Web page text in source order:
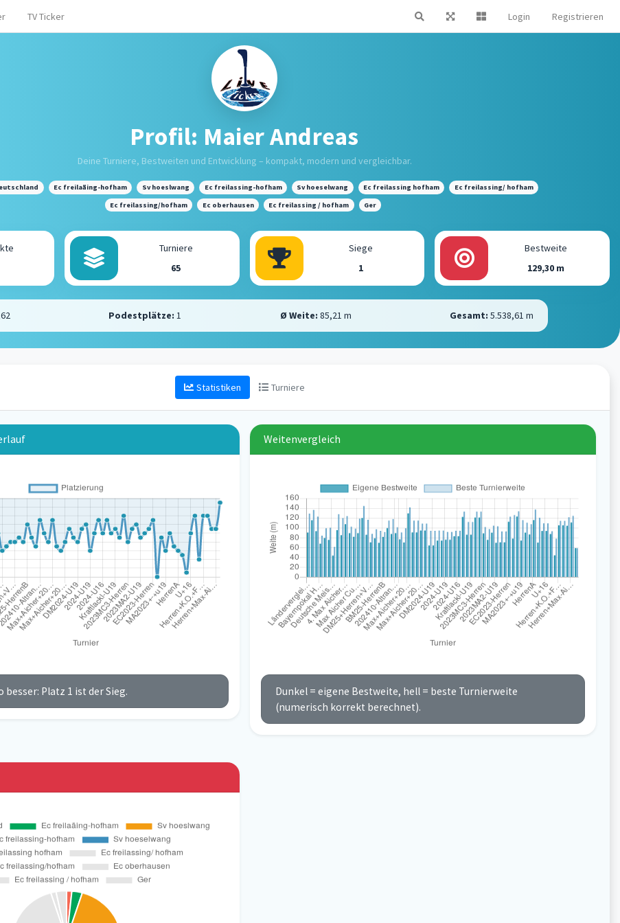
TV Ticker Login Registrieren
Profil: Maier Andreas
Deine Turniere, Bestweiten und Entwicklung – kompakt, modern und vergleichbar.
Ec freilaãing-hofham Sv hoeslwang Ec freilassing-hofham Sv hoeselwang Ec freilassing hofham
Ec freilassing/ hofham
Ec freilassing/hofham
Ec oberhausen Ec freilassing / hofham Ger
Turniere
65
Siege
1
Bestweite
129,30 m
Podestplätze: 1 Ø Weite: 85,21 m Gesamt: 5.538,61 m
Statistiken Turniere
besser: Platz 1 ist der Sieg.
Weitenvergleich
Dunkel = eigene Bestweite, hell = beste Turnierweite
(numerisch korrekt berechnet).